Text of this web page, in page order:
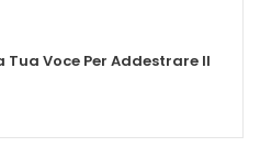
Tua Voce Per Addestrare Il